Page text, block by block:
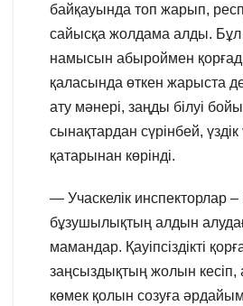
байқауында топ жарып,
сайысқа жолдама алды.
намысын абыроймен
қаласында өткен жарыста
ату мәнері, заңды білуі
сынақтардан сүрінбей, үздік
қатарынан көрінді.
— Учаскелік инспекторлар –
бұзушылықтың алдын
мамандар. Қауіпсіздікті
заңсыздықтың жолын кесіп,
көмек қолын созуға